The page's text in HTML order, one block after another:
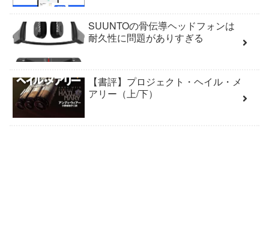
SUUNTOの骨伝導ヘッドフォンは
耐久性に問題がありすぎる
【書評】プロジェクト・ヘイル・メ
アリー（上/下）